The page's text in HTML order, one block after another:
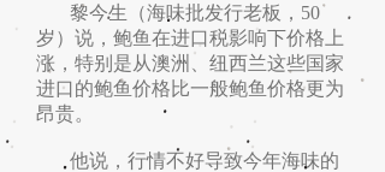
黎今生（海味批发行老板，50
岁）说，鲍鱼在进口税影响下价格上
涨，特别是从澳洲、纽西兰这些国家
进口的鲍鱼价格比一般鲍鱼价格更为
昂贵。
他说，行情不好导致今年海味的